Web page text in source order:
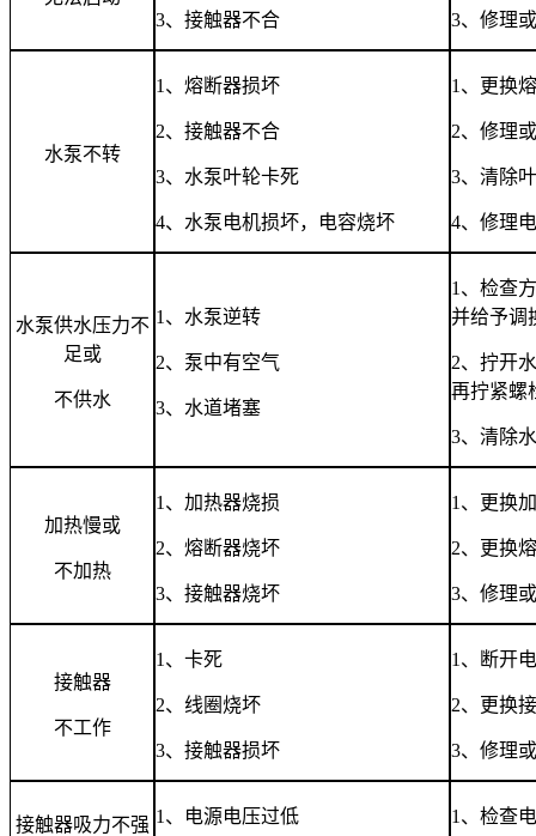
3、接触器不合 3、修理
水泵不转
1 、熔断器损坏
2、接触器不合
3、水泵叶轮卡死
4、水泵电机损坏，电容烧坏
1 、更换
2、修理
3、清除
4、修理
水泵供水压力不
足或
不供水
1 、水泵逆转
2、泵中有空气
3、水道堵塞
1 、检查
并给予调
2、拧开
再拧紧螺
3、清除
加热慢或
不加热
1 、加热器烧损
2、熔断器烧坏
3、接触器烧坏
1 、更换
2、更换
3、修理
接触器
不工作
1 、卡死
2、线圈烧坏
3、接触器损坏
1 、断开
2、更换
3、修理
接触器吸力不强 1 、电源电压过低 1 、检查